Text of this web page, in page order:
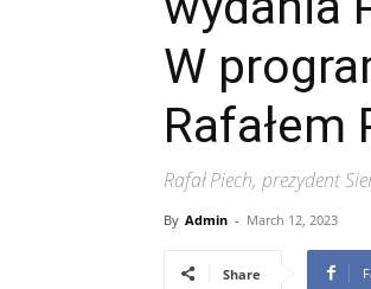
W
Rafałem
Rafał Piech, prezydent
By Admin - March 12, 2023
Share